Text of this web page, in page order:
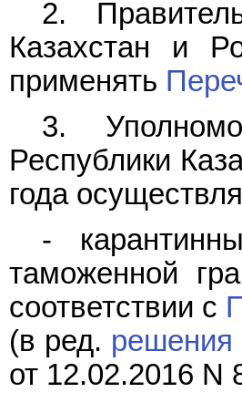
2.
Казахстан и
применять
3.
Республики
года
-
таможенной
соответствии с
(в ред. решения
от 12.02.2016 N